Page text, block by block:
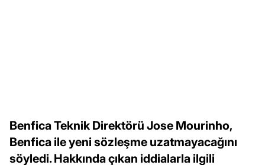
Benfica Teknik Direktörü Jose Mourinho,
Benfica ile yeni sözleşme uzatmayacağını
söyledi. Hakkında çıkan iddialarla ilgili